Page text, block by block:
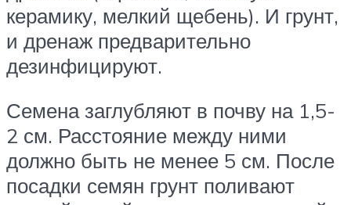
керамику, мелкий щебень). И грунт,
и дренаж предварительно
дезинфицируют.
Семена заглубляют в почву на 1,5-
2 см. Расстояние между ними
должно быть не менее 5 см. После
посадки семян грунт поливают